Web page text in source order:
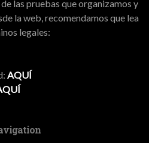
las pruebas que organizamos y
la web, recomendamos que lea
legales:
AQUÍ